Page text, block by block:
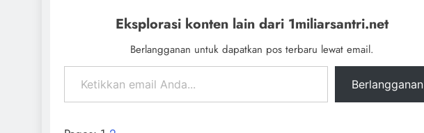
Eksplorasi konten lain dari 1miliarsantri.net
Berlangganan untuk dapatkan pos terbaru lewat email.
Berlangganan